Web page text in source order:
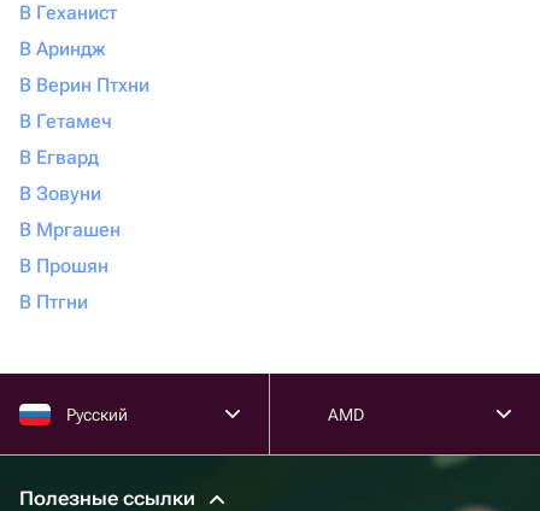
В Геханист
В Ариндж
В Верин Птхни
В Гетамеч
В Егвард
В Зовуни
В Мргашен
В Прошян
В Птгни
Русский AMD
Полезные ссылки